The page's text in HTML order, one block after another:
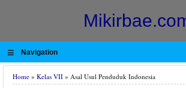
≡ Navigation
Home » Kelas VII » Asal Usul Penduduk Indonesia